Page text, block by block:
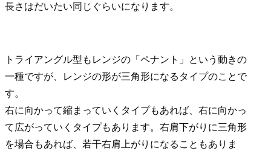
長さはだいたい同じぐらいになります。
トライアングル型もレンジの「ペナント」という動きの
一種ですが、レンジの形が三角形になるタイプのことで
す。
右に向かって縮まっていくタイプもあれば、右に向かっ
て広がっていくタイプもあります。右肩下がりに三角形
を場合もあれば、若干右肩上がりになることもありま